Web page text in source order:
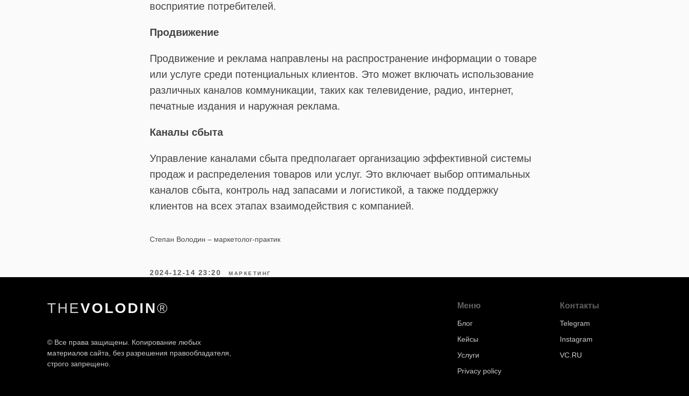
восприятие потребителей.
Продвижение
Продвижение и реклама направлены на распространение информации о товаре
или услуге среди потенциальных клиентов. Это может включать использование
различных каналов коммуникации, таких как телевидение, радио, интернет,
печатные издания и наружная реклама.
Каналы сбыта
Управление каналами сбыта предполагает организацию эффективной системы
продаж и распределения товаров или услуг. Это включает выбор оптимальных
каналов сбыта, контроль над запасами и логистикой, а также поддержку
клиентов на всех этапах взаимодействия с компанией.
Степан Володин – маркетолог-практик
2024-12-14 23:20 МАРКЕТИНГ
THEVOLODIN®
© Все права защищены. Копирование любых
материалов сайта, без разрешения правообладателя,
строго запрещено.
Меню
Блог
Кейсы
Услуги
Privacy policy
Контакты
Telegram
Instagram
VC.RU